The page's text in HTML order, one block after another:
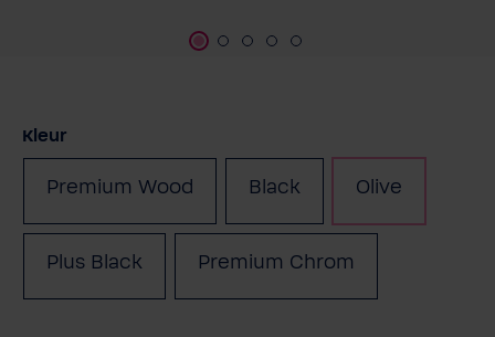
Selecteer
Kleur
Premium Wood Black (Deze optie is
Olive
Plus Black Premium Chrom